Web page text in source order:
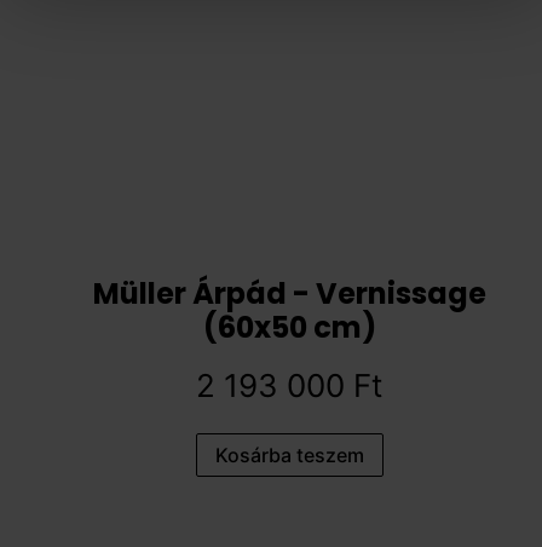
Müller Árpád - Vernissage
(60x50 cm)
2 193 000 Ft
Kosárba teszem